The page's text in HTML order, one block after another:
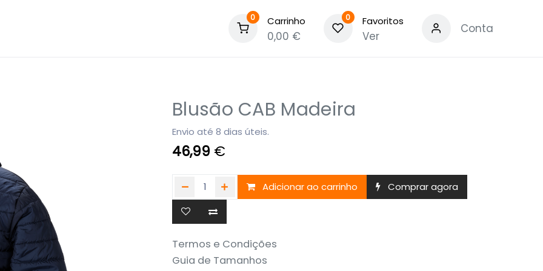
0 Carrinho
0,00 €
0 Favoritos
Ver
Conta
Blusão CAB Madeira
Envio até 8 dias úteis.
46,99 €
Adicionar ao carrinho Comprar agora
Termos e Condições
Guia de Tamanhos